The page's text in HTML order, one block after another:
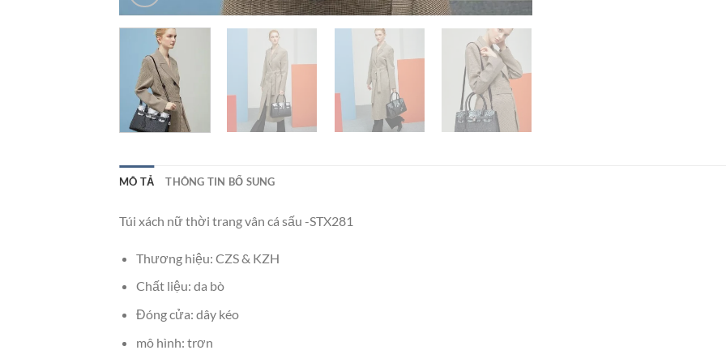
MÔ TẢ THÔNG TIN BỔ SUNG
Túi xách nữ thời trang vân cá sấu -STX281
Thương hiệu: CZS & KZH
Chất liệu: da bò
Đóng cửa: dây kéo
mô hình: trơn